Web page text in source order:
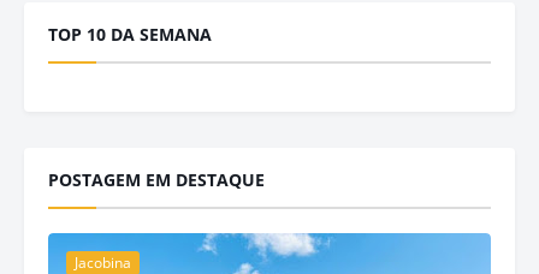
TOP 10 DA SEMANA
POSTAGEM EM DESTAQUE
Jacobina